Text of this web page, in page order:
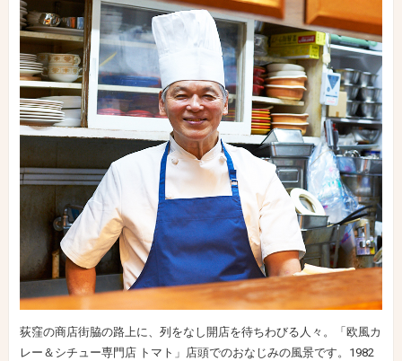
荻窪の商店街脇の路上に、列をなし開店を待ちわびる人々。「欧風カ
レー＆シチュー専門店 トマト」店頭でのおなじみの風景です。1982